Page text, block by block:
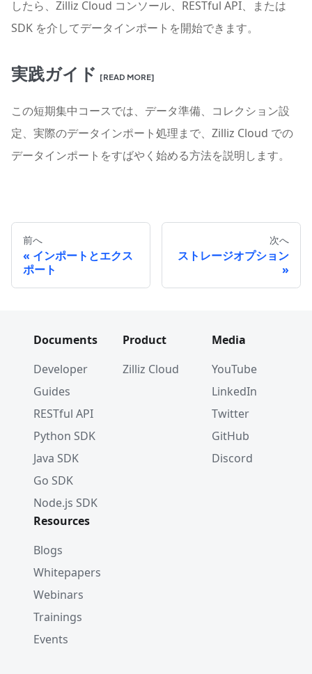
したら、Zilliz Cloud コンソール、RESTful API、または
SDK を介してデータインポートを開始できます。
実践ガイド [READ MORE]
この短期集中コースでは、データ準備、コレクション設
定、実際のデータインポート処理まで、Zilliz Cloud での
データインポートをすばやく始める方法を説明します。
前へ
インポートとエクス
ポート
次へ
ストレージオプション
Documents
Developer
Guides
RESTful API
Python SDK
Java SDK
Go SDK
Node.js SDK
Product
Zilliz Cloud
Media
YouTube
LinkedIn
Twitter
GitHub
Discord
Resources
Blogs
Whitepapers
Webinars
Trainings
Events